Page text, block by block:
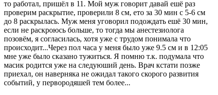
то работал, пришёл в 11. Мой муж говорит давай ешё раз
проверим раскрытие, проверили 8 см, ето за 30 мин с 5-6 см
до 8 раскрылась. Муж меня уговорил подождать ешё 30 мин,
если не раскроюсь больше, то тогда мы анестезиолога
позовём, я согласилась, хотя уже с трудом понимала что
происходит...Через пол часа у меня было уже 9.5 см и в 12:05
мне уже было сказано тужиться. Я помню т.к. подумала что
масик родится уже на следуюший день. Врач кстати позже
приехал, он наверняка не ожидал такого скорого развития
событий, у первородяшей тем более...